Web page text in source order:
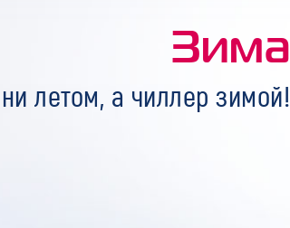
Зима
летом, а чиллер зимой!